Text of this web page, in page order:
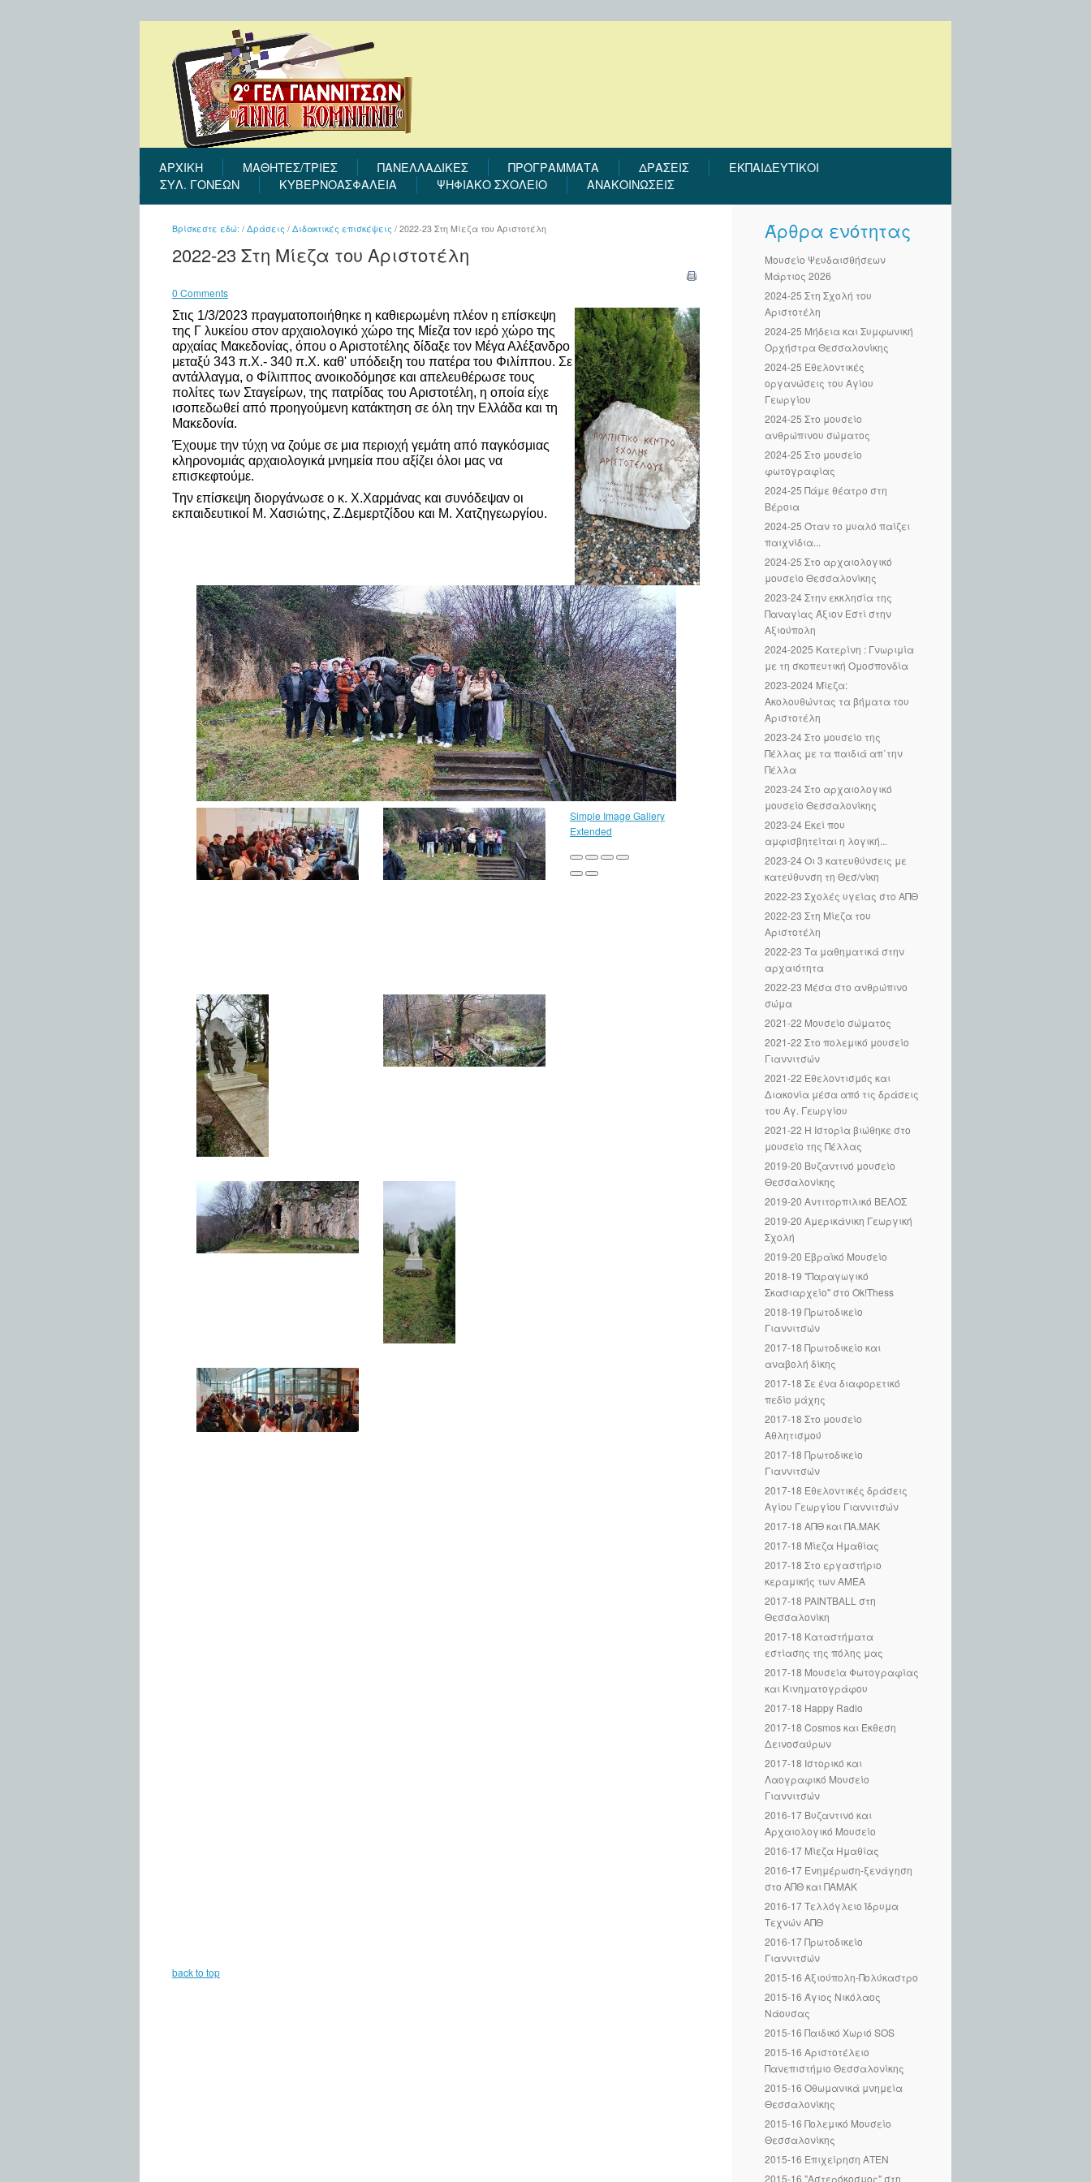
ΑΡΧΙΚΉ ΜΑΘΗΤΕΣ/ΤΡΙΕΣ ΠΑΝΕΛΛΑΔΙΚΕΣ ΠΡΟΓΡΆΜΜΑΤΑ ΔΡΆΣΕΙΣ
ΕΚΠΑΙΔΕΥΤΙΚΟΊ
ΣΎΛ. ΓΟΝΈΩΝ
ΚΥΒΕΡΝΟΑΣΦΑΛΕΙΑ ΨΗΦΙΑΚΟ ΣΧΟΛΕΙΟ ΑΝΑΚΟΙΝΩΣΕΙΣ
Βρίσκεστε εδώ: / Δράσεις / Διδακτικές επισκέψεις / 2022-23 Στη Μίεζα του Αριστοτέλη
2022-23 Στη Μίεζα του Αριστοτέλη
0 Comments
Στις 1/3/2023 πραγματοποιήθηκε η καθιερωμένη πλέον η επίσκεψη
της Γ λυκείου στον αρχαιολογικό χώρο της Μίεζα τον ιερό χώρο της
αρχαίας Μακεδονίας, όπου ο Αριστοτέλης δίδαξε τον Μέγα Αλέξανδρο
μεταξύ 343 π.Χ.- 340 π.Χ. καθ' υπόδειξη του πατέρα του Φιλίππου. Σε
αντάλλαγμα, ο Φίλιππος ανοικοδόμησε και απελευθέρωσε τους
πολίτες των Σταγείρων, της πατρίδας του Αριστοτέλη, η οποία είχε
ισοπεδωθεί από προηγούμενη κατάκτηση σε όλη την Ελλάδα και τη
Μακεδονία.
Έχουμε την τύχη να ζούμε σε μια περιοχή γεμάτη από παγκόσμιας
κληρονομιάς αρχαιολογικά μνημεία που αξίζει όλοι μας να
επισκεφτούμε.
Την επίσκεψη διοργάνωσε ο κ. Χ.Χαρμάνας και συνόδεψαν οι
εκπαιδευτικοί Μ. Χασιώτης, Ζ.Δεμερτζίδου και Μ. Χατζηγεωργίου.
Simple Image Gallery
Extended
back to top
Άρθρα ενότητας
Μουσείο Ψευδαισθήσεων
Μάρτιος 2026
2024-25 Στη Σχολή του
Αριστοτέλη
2024-25 Μήδεια και Συμφωνική
Ορχήστρα Θεσσαλονίκης
2024-25 Εθελοντικές
οργανώσεις του Αγίου
Γεωργίου
2024-25 Στο μουσείο
ανθρώπινου σώματος
2024-25 Στο μουσείο
φωτογραφίας
2024-25 Πάμε θέατρο στη
Βέροια
2024-25 Όταν το μυαλό παίζει
παιχνίδια...
2024-25 Στo αρχαιολογικό
μουσείο Θεσσαλονίκης
2023-24 Στην εκκλησία της
Παναγίας Άξιον Εστί στην
Αξιούπολη
2024-2025 Κατερίνη : Γνωριμία
με τη σκοπευτική Ομοσπονδία
2023-2024 Μϊεζα:
Ακολουθώντας τα βήματα του
Αριστοτέλη
2023-24 Στο μουσείο της
Πέλλας με τα παιδιά απ΄την
Πέλλα
2023-24 Στο αρχαιολογικό
μουσείο Θεσσαλονίκης
2023-24 Εκεί που
αμφισβητείται η λογική...
2023-24 Οι 3 κατευθύνσεις με
κατεύθυνση τη Θεσ/νίκη
2022-23 Σχολές υγείας στο ΑΠΘ
2022-23 Στη Μίεζα του
Αριστοτέλη
2022-23 Τα μαθηματικά στην
αρχαιότητα
2022-23 Μέσα στο ανθρώπινο
σώμα
2021-22 Μουσείο σώματος
2021-22 Στο πολεμικό μουσείο
Γιαννιτσών
2021-22 Εθελοντισμός και
Διακονία μέσα από τις δράσεις
του Αγ. Γεωργίου
2021-22 Η Ιστορία βιώθηκε στο
μουσείο της Πέλλας
2019-20 Βυζαντινό μουσείο
Θεσσαλονίκης
2019-20 Αντιτορπιλικό ΒΕΛΟΣ
2019-20 Αμερικάνικη Γεωργική
Σχολή
2019-20 Εβραϊκό Μουσείο
2018-19 "Παραγωγικό
Σκασιαρχείο" στο Ok!Thess
2018-19 Πρωτοδικείο
Γιαννιτσών
2017-18 Πρωτοδικείο και
αναβολή δίκης
2017-18 Σε ένα διαφορετικό
πεδίο μάχης
2017-18 Στο μουσείο
Αθλητισμού
2017-18 Πρωτοδικείο
Γιαννιτσών
2017-18 Εθελοντικές δράσεις
Αγίου Γεωργίου Γιαννιτσών
2017-18 ΑΠΘ και ΠΑ.ΜΑΚ
2017-18 Μίεζα Ημαθίας
2017-18 Στο εργαστήριο
κεραμικής των ΑΜΕΑ
2017-18 PAINTBALL στη
Θεσσαλονίκη
2017-18 Καταστήματα
εστίασης της πόλης μας
2017-18 Μουσεία Φωτογραφίας
και Κινηματογράφου
2017-18 Happy Radio
2017-18 Cosmos και Έκθεση
Δεινοσαύρων
2017-18 Ιστορικό και
Λαογραφικό Μουσείο
Γιαννιτσών
2016-17 Βυζαντινό και
Αρχαιολογικό Μουσείο
2016-17 Μίεζα Ημαθίας
2016-17 Ενημέρωση-ξενάγηση
στο ΑΠΘ και ΠΑΜΑΚ
2016-17 Τελλόγλειο Ίδρυμα
Τεχνών ΑΠΘ
2016-17 Πρωτοδικείο
Γιαννιτσών
2015-16 Αξιούπολη-Πολύκαστρο
2015-16 Άγιος Νικόλαος
Νάουσας
2015-16 Παιδικό Χωριό SOS
2015-16 Αριστοτέλειο
Πανεπιστήμιο Θεσσαλονίκης
2015-16 Οθωμανικά μνημεία
Θεσσαλονίκης
2015-16 Πολεμικό Μουσείο
Θεσσαλονίκης
2015-16 Επιχείρηση ΑΤΕΝ
2015-16 "Αστερόκοσμος" στη